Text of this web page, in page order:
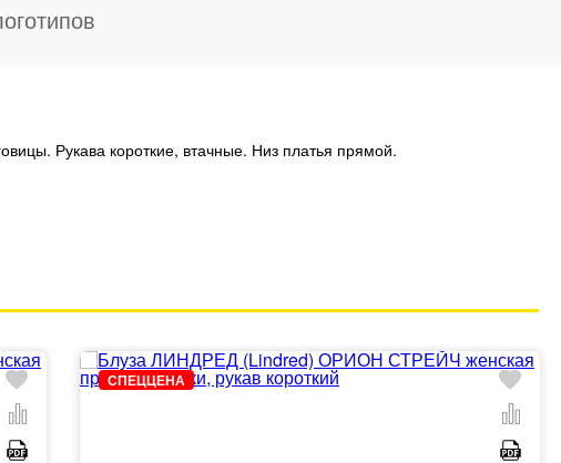
Рукава короткие, втачные. Низ платья прямой.
СПЕЦЦЕНА